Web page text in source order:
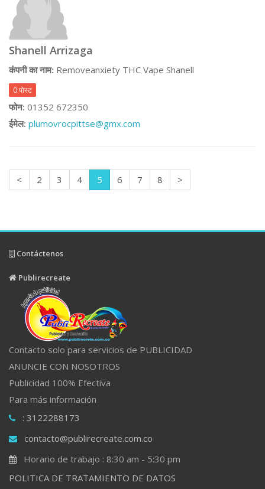
Shanell Arrizaga
कंपनी का नाम: Removeanxiety THC Vape Shanell
0 पोस्ट
फोन: 01352 672350
ईमेल: plumovrocpittse@gmx.com
< 2 3 4 5 6 7 8 >
Contáctenos
Publirecreate
Contacto solo para servicios de PUBLICIDAD
ANUNCIE CON NOSOTROS
Publicidad 100% Efectiva
Para más información
: 3122288173
contacto@publirecreate.com.co
Horario de trabajo : 8:30 am - 5:30 pm
POLITICA DE TRATAMIENTO DE DATOS